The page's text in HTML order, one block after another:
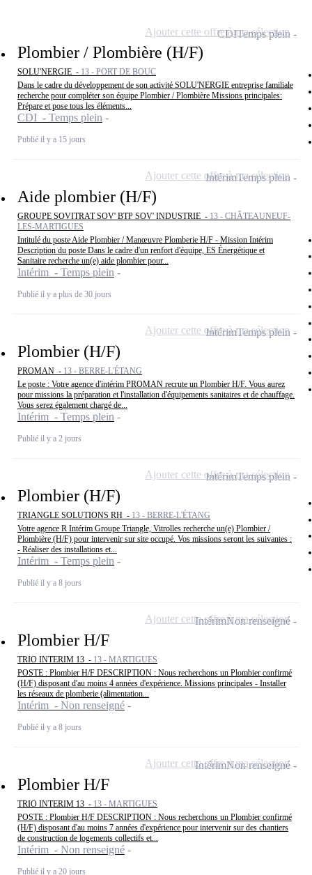
Plombier / Plombière (H/F)
SOLU'NERGIE - 13 - PORT DE BOUC
Dans le cadre du développement de son activité SOLU'NERGIE entreprise familiale
recherche pour compléter son équipe Plombier / Plombière Missions principales:
Prépare et pose tous les éléments...
CDI - Temps plein
Publié il y a 15 jours
CDITemps plein
Ajouter cette offre à ma sélection
Aide plombier (H/F)
GROUPE SOVITRAT SOV' BTP SOV' INDUSTRIE - 13 - CHÂTEAUNEUF-
LES-MARTIGUES
Intitulé du poste Aide Plombier / Manœuvre Plomberie H/F - Mission Intérim
Description du poste Dans le cadre d'un renfort d'équipe, ES Énergétique et
Sanitaire recherche un(e) aide plombier pour...
Intérim - Temps plein
Publié il y a plus de 30 jours
IntérimTemps plein
Ajouter cette offre à ma sélection
Plombier (H/F)
PROMAN - 13 - BERRE-L'ÉTANG
Le poste : Votre agence d'intérim PROMAN recrute un Plombier H/F. Vous aurez
pour missions la préparation et l'installation d'équipements sanitaires et de chauffage.
Vous serez également chargé de...
Intérim - Temps plein
Publié il y a 2 jours
IntérimTemps plein
Ajouter cette offre à ma sélection
Plombier (H/F)
TRIANGLE SOLUTIONS RH - 13 - BERRE-L'ÉTANG
Votre agence R Intérim Groupe Triangle, Vitrolles recherche un(e) Plombier /
Plombière (H/F) pour intervenir sur site occupé. Vos missions seront les suivantes :
- Réaliser des installations et...
Intérim - Temps plein
Publié il y a 8 jours
IntérimTemps plein
Ajouter cette offre à ma sélection
Plombier H/F
TRIO INTERIM 13 - 13 - MARTIGUES
POSTE : Plombier H/F DESCRIPTION : Nous recherchons un Plombier confirmé
(H/F) disposant d'au moins 4 années d'expérience. Missions principales - Installer
les réseaux de plomberie (alimentation...
Intérim - Non renseigné
Publié il y a 8 jours
IntérimNon renseigné
Ajouter cette offre à ma sélection
Plombier H/F
TRIO INTERIM 13 - 13 - MARTIGUES
POSTE : Plombier H/F DESCRIPTION : Nous recherchons un Plombier confirmé
(H/F) disposant d'au moins 7 années d'expérience pour intervenir sur des chantiers
de construction de logements collectifs et...
Intérim - Non renseigné
Publié il y a 20 jours
IntérimNon renseigné
Ajouter cette offre à ma sélection